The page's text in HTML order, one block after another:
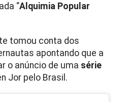
“Alquimia Popular
tomou conta dos
apontando que a
o anúncio de uma série
Jor pelo Brasil.